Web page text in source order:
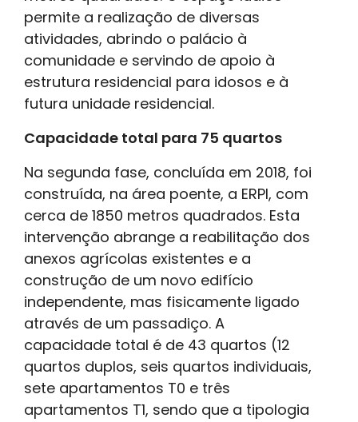
permite a realização de diversas
atividades, abrindo o palácio à
comunidade e servindo de apoio à
estrutura residencial para idosos e à
futura unidade residencial.
Capacidade total para 75 quartos
Na segunda fase, concluída em 2018, foi
construída, na área poente, a ERPI, com
cerca de 1850 metros quadrados. Esta
intervenção abrange a reabilitação dos
anexos agrícolas existentes e a
construção de um novo edifício
independente, mas fisicamente ligado
através de um passadiço. A
capacidade total é de 43 quartos (12
quartos duplos, seis quartos individuais,
sete apartamentos T0 e três
apartamentos T1, sendo que a tipologia